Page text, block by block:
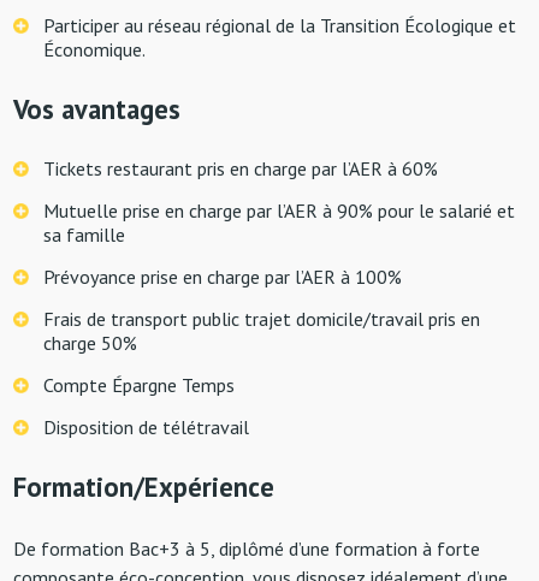
Participer au réseau régional de la Transition Écologique et
Économique.
Vos avantages
Tickets restaurant pris en charge par l’AER à 60%
Mutuelle prise en charge par l’AER à 90% pour le salarié et
sa famille
Prévoyance prise en charge par l’AER à 100%
Frais de transport public trajet domicile/travail pris en
charge 50%
Compte Épargne Temps
Disposition de télétravail
Formation/Expérience
De formation Bac+3 à 5, diplômé d’une formation à forte